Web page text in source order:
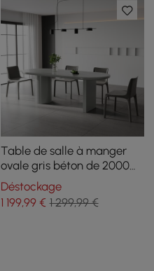
Table de salle à manger
ovale gris béton de 2000
mm pour 8 personnes,
table de salle à manger
avec socle
Déstockage
1 199,99€ 1 299,99 €